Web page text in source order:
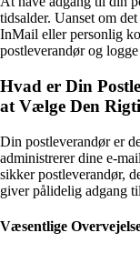
tidsalder. Uanset om
InMail eller personlig
postleverandør og
Hvad er Din
at Vælge Den
Din postleverandør er
administrerer dine e-
sikker postleverandør,
giver pålidelig adgang
Væsentlige